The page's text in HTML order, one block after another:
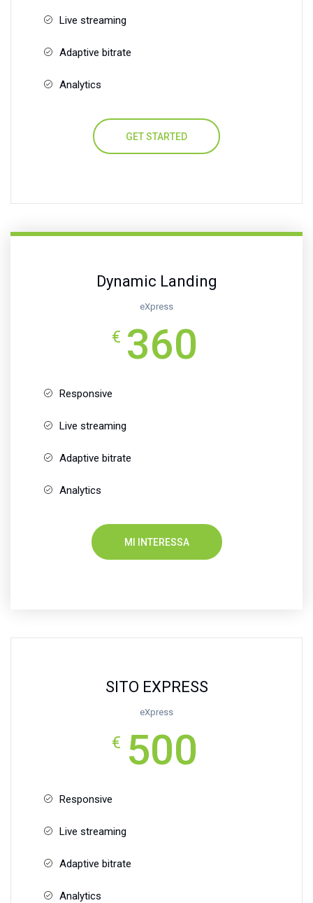
Live streaming
Adaptive bitrate
Analytics
GET STARTED
Dynamic Landing
eXpress
€ 360
Responsive
Live streaming
Adaptive bitrate
Analytics
MI INTERESSA
SITO EXPRESS
eXpress
€ 500
Responsive
Live streaming
Adaptive bitrate
Analytics